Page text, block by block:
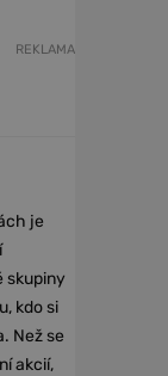
REKLAMA
je
skupiny
kdo si
Než se
akcií,